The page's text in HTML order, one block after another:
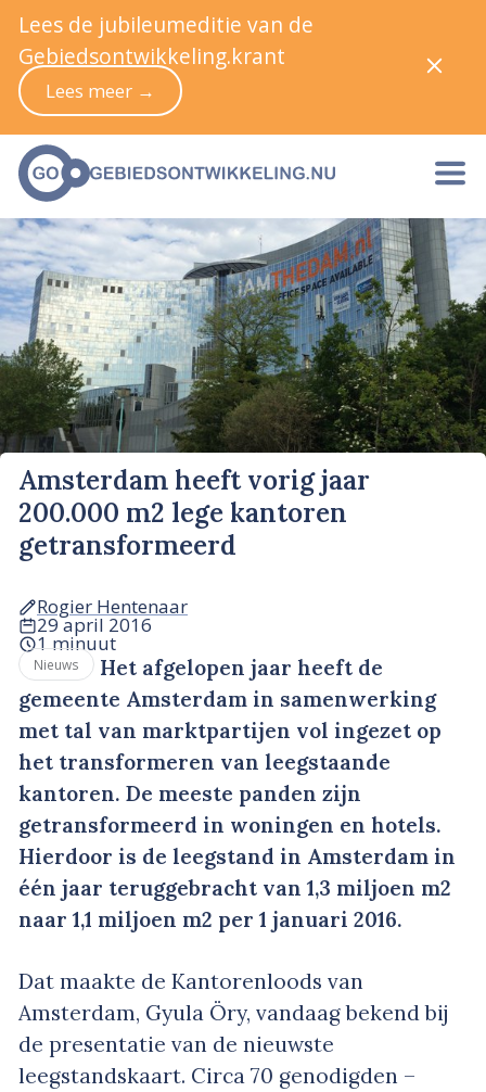
Amsterdam heeft vorig jaar
200.000 m2 lege kantoren
getransformeerd
Rogier Hentenaar
29 april 2016
1 minuut
Nieuws
Het afgelopen jaar heeft de
gemeente Amsterdam in samenwerking
met tal van marktpartijen vol ingezet op
het transformeren van leegstaande
kantoren. De meeste panden zijn
getransformeerd in woningen en hotels. ​
Hierdoor is de leegstand in Amsterdam in
één jaar teruggebracht van 1,3 miljoen m2
naar 1,1 miljoen m2 per 1 januari 2016.
Dat maakte de Kantorenloods van
Amsterdam, Gyula Öry, vandaag bekend bij
de presentatie van de nieuwste
leegstandskaart. Circa 70 genodigden –
Lees de jubileumeditie van de
Gebiedsontwikkeling.krant
Lees meer →